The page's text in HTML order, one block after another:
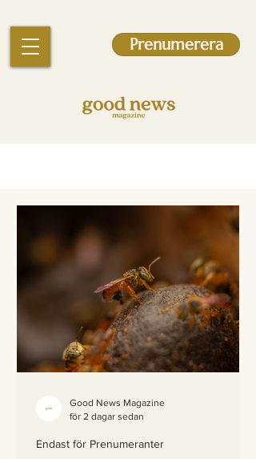
Prenumerera
Endast för Prenumeranter
Good News Magazine
för 2 dagar sedan